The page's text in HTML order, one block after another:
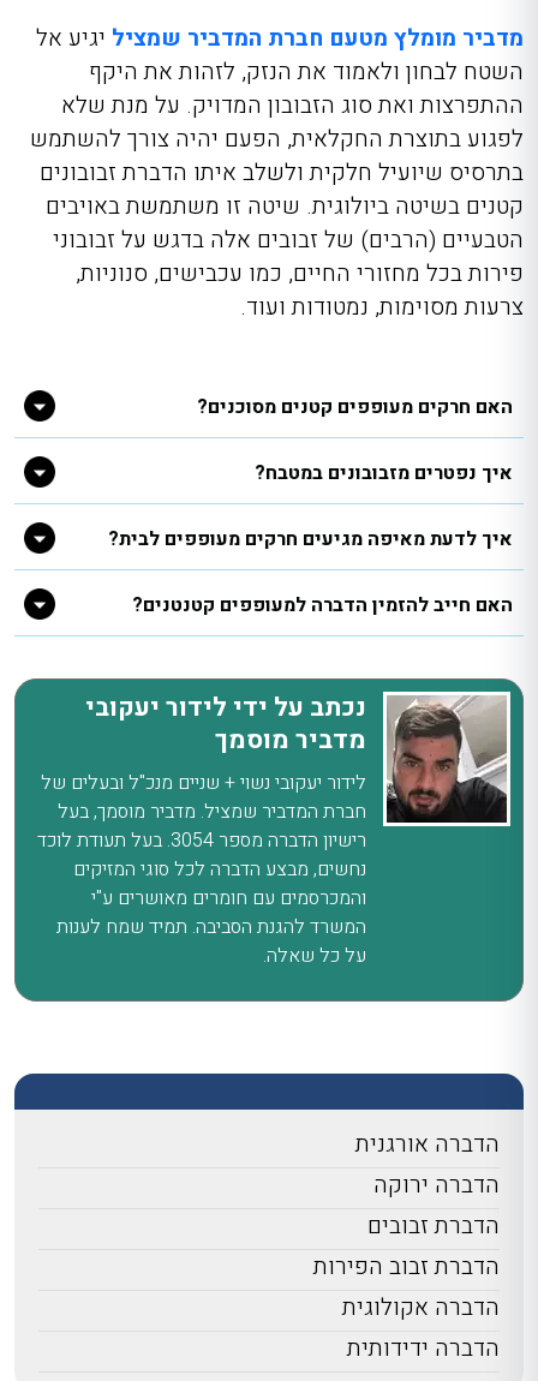
מדביר מומלץ מטעם חברת המדביר שמציל יגיע אל
השטח לבחון ולאמוד את הנזק, לזהות את היקף
ההתפרצות ואת סוג הזבובון המדויק. על מנת שלא
לפגוע בתוצרת החקלאית, הפעם יהיה צורך להשתמש
בתרסיס שיועיל חלקית ולשלב איתו הדברת זבובונים
קטנים בשיטה ביולוגית. שיטה זו משתמשת באויבים
הטבעיים (הרבים) של זבובים אלה בדגש על זבובוני
פירות בכל מחזורי החיים, כמו עכבישים, סנוניות,
צרעות מסוימות, נמטודות ועוד.
האם חרקים מעופפים קטנים מסוכנים?
איך נפטרים מזבובונים במטבח?
איך לדעת מאיפה מגיעים חרקים מעופפים לבית?
האם חייב להזמין הדברה למעופפים קטנטנים?
נכתב על ידי לידור יעקובי
מדביר מוסמך
לידור יעקובי נשוי + שניים מנכ"ל ובעלים של
חברת המדביר שמציל. מדביר מוסמך, בעל
רישיון הדברה מספר 3054. בעל תעודת לוכד
נחשים, מבצע הדברה לכל סוגי המזיקים
והמכרסמים עם חומרים מאושרים ע"י
המשרד להגנת הסביבה. תמיד שמח לענות
על כל שאלה.
הדברה אורגנית
הדברה ירוקה
הדברת זבובים
הדברת זבוב הפירות
הדברה אקולוגית
הדברה ידידותית